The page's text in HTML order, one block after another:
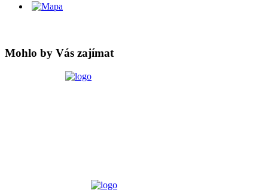
Mohlo by Vás zajímat